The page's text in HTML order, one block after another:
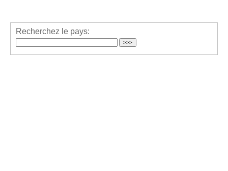
Recherchez le pays: